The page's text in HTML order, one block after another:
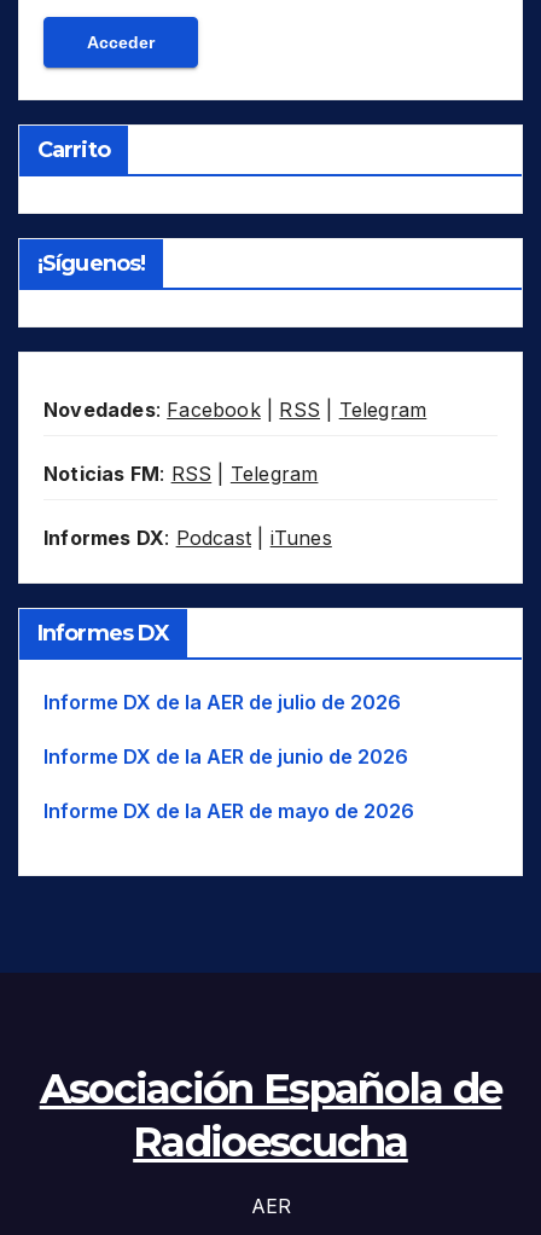
Carrito
¡Síguenos!
Novedades: Facebook| RSS Telegram
Noticias FM: RSS Telegram
Informes DX: Podcast iTunes
Informes DX
Informe DX de la AER de julio de 2026
Informe DX de la AER de junio de 2026
Informe DX de la AER de mayo de 2026
Asociación Española de
Radioescucha
AER